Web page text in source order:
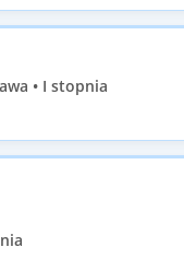
• I stopnia